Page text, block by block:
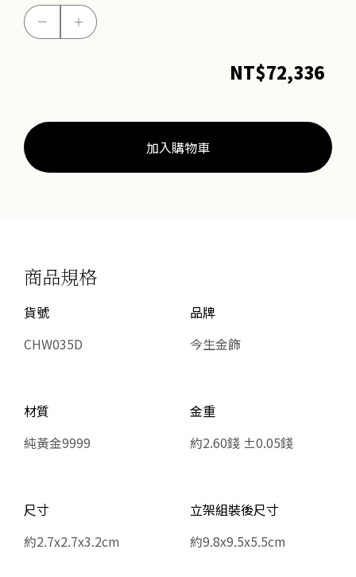
－
寶
擺
＋
NT$72,336
加入購物車
商品規格
貨號
CHW035D
品牌
今生金飾
材質
純黃金9999
金重
約2.60錢 ±0.05錢
尺寸
約2.7x2.7x3.2cm
​​​​​​​立架組裝後尺寸
約9.8x9.5x5.5cm